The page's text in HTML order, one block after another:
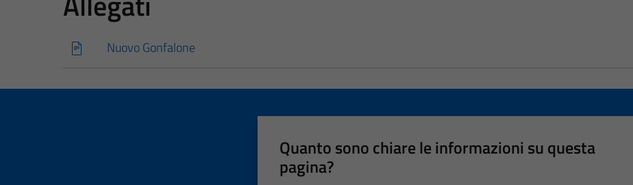
Nuovo Gonfalone
Quanto sono chiare le informazioni su questa
pagina?